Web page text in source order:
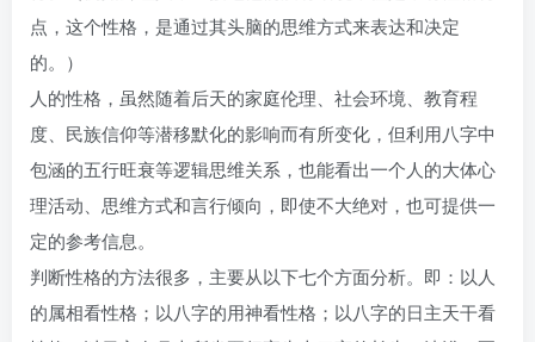
点，这个性格，是通过其头脑的思维方式来表达和决定
的。）
人的性格，虽然随着后天的家庭伦理、社会环境、教育程
度、民族信仰等潜移默化的影响而有所变化，但利用八字中
包涵的五行旺衰等逻辑思维关系，也能看出一个人的大体心
理活动、思维方式和言行倾向，即使不大绝对，也可提供一
定的参考信息。
判断性格的方法很多，主要从以下七个方面分析。即：以人
的属相看性格；以八字的用神看性格；以八字的日主天干看